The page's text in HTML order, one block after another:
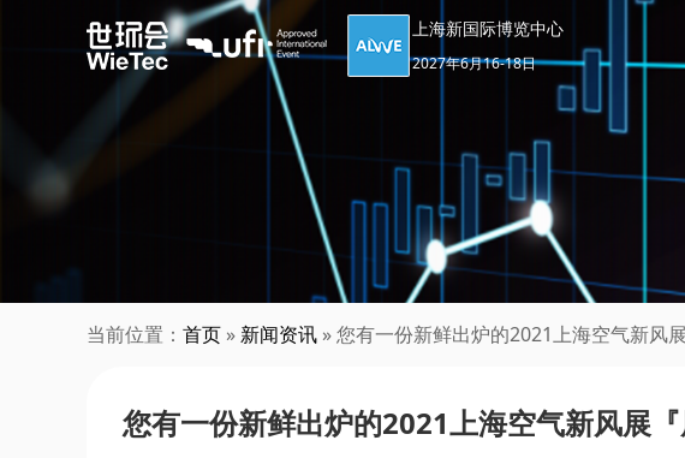
上海新国际博览中心
2027年6月16-18日
当前位置： 首页 » 新闻资讯 » 您有一份新鲜出炉的2021上海空气新风
您有一份新鲜出炉的2021上海空气新风展